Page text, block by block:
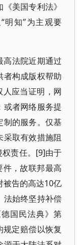
美国专利法》
明知”为主观要
高法院近期通过
者构成版权帮助
人应当证明，网
或者网络服务提
制的服务。仅基
取有效措施阻
责任。[9]由于
件，故联邦最高
被告的高达10亿
法始终坚持补偿
国民法典》第
定赔偿以恢复